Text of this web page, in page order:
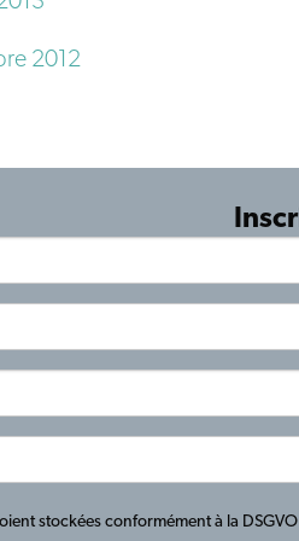
2012
stockées conformément à la DSGVO